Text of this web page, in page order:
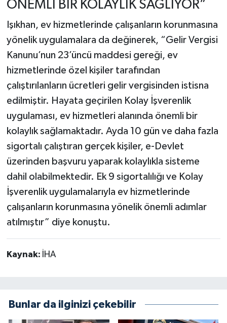
ÖNEMLİ BİR KOLAYLIK SAĞLIYOR”
Işıkhan, ev hizmetlerinde çalışanların korunmasına
yönelik uygulamalara da değinerek, “Gelir Vergisi
Kanunu’nun 23’üncü maddesi gereği, ev
hizmetlerinde özel kişiler tarafından
çalıştırılanların ücretleri gelir vergisinden istisna
edilmiştir. Hayata geçirilen Kolay İşverenlik
uygulaması, ev hizmetleri alanında önemli bir
kolaylık sağlamaktadır. Ayda 10 gün ve daha fazla
sigortalı çalıştıran gerçek kişiler, e-Devlet
üzerinden başvuru yaparak kolaylıkla sisteme
dahil olabilmektedir. Ek 9 sigortalılığı ve Kolay
İşverenlik uygulamalarıyla ev hizmetlerinde
çalışanların korunmasına yönelik önemli adımlar
atılmıştır” diye konuştu.
Kaynak: İHA
Bunlar da ilginizi çekebilir